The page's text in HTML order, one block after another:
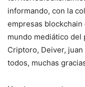
informando, con la
empresas
mundo mediático del
Criptoro, Deiver,
todos, muchas